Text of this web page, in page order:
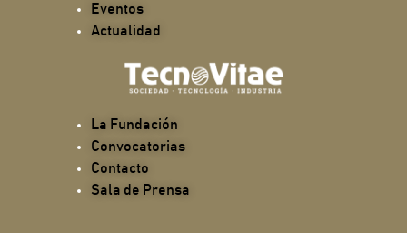
Eventos
Actualidad
La Fundación
Convocatorias
Contacto
Sala de Prensa